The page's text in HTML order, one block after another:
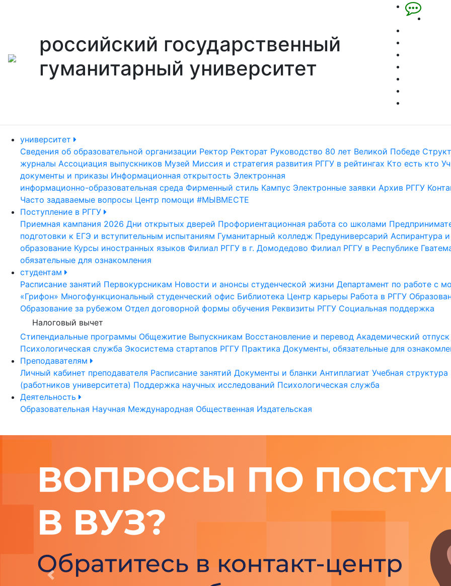
российский государственный
гуманитарный университет
университет
Сведения об образовательной организации Ректор Ректорат Руководство 80 лет Великой Победе
журналы Ассоциация выпускников Музей Миссия и стратегия развития РГГУ в рейтингах Кто есть кто
документы и приказы Информационная открытость Электронная
информационно-образовательная среда Фирменный стиль Кампус Электронные заявки Архив РГГУ
Часто задаваемые вопросы Центр помощи #МЫВМЕСТЕ
Поступление в РГГУ
Приемная кампания 2026 Дни открытых дверей Профориентационная работа со школами
подготовки к ЕГЭ и вступительным испытаниям Гуманитарный колледж Предуниверсарий Аспирантура
образование Курсы иностранных языков Филиал РГГУ в г. Домодедово Филиал РГГУ в Республике
обязательные для ознакомления
студентам
Расписание занятий Первокурсникам Новости и анонсы студенческой жизни Департамент по работе с
«Грифон» Многофункциональный студенческий офис Библиотека Центр карьеры Работа в РГГУ
Образование за рубежом Отдел договорной формы обучения Реквизиты РГГУ Социальная поддержка
Налоговый вычет
Стипендиальные программы Общежитие Выпускникам Восстановление и перевод Академический отпуск
Психологическая служба Экосистема стартапов РГГУ Практика Документы, обязательные для
Преподавателям
Личный кабинет преподавателя Расписание занятий Документы и бланки Антиплагиат Учебная структура
(работников университета) Поддержка научных исследований Психологическая служба
Деятельность
Образовательная Научная Международная Общественная Издательская
Previous